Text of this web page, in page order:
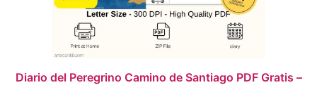
Diario del Peregrino Camino de Santiago PDF Gratis –